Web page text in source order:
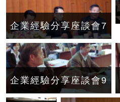
企業經驗分享座談會7
企業經驗分享座談會9